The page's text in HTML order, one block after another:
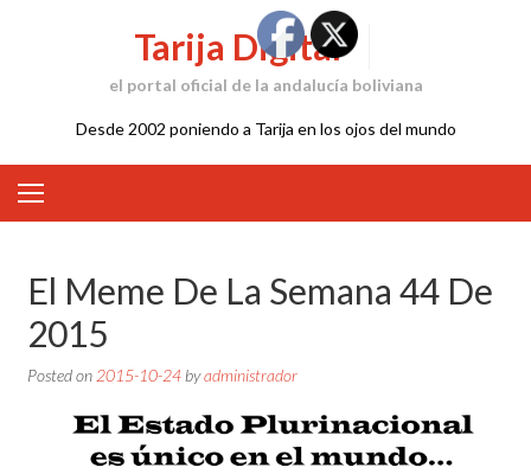
Tarija Digital
el portal oficial de la andalucía boliviana
Desde 2002 poniendo a Tarija en los ojos del mundo
El Meme De La Semana 44 De
2015
Posted on 2015-10-24byadministrador